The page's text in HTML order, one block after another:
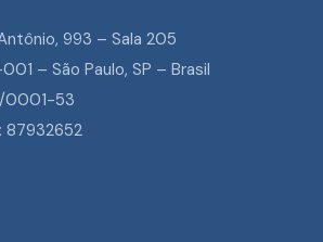
993 – Sala 205
– São Paulo, SP – Brasil
0001-53
87932652